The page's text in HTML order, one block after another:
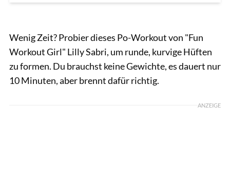
Wenig Zeit? Probier dieses Po-Workout von "Fun
Workout Girl" Lilly Sabri, um runde, kurvige Hüften
zu formen. Du brauchst keine Gewichte, es dauert nur
10 Minuten, aber brennt dafür richtig.
ANZEIGE